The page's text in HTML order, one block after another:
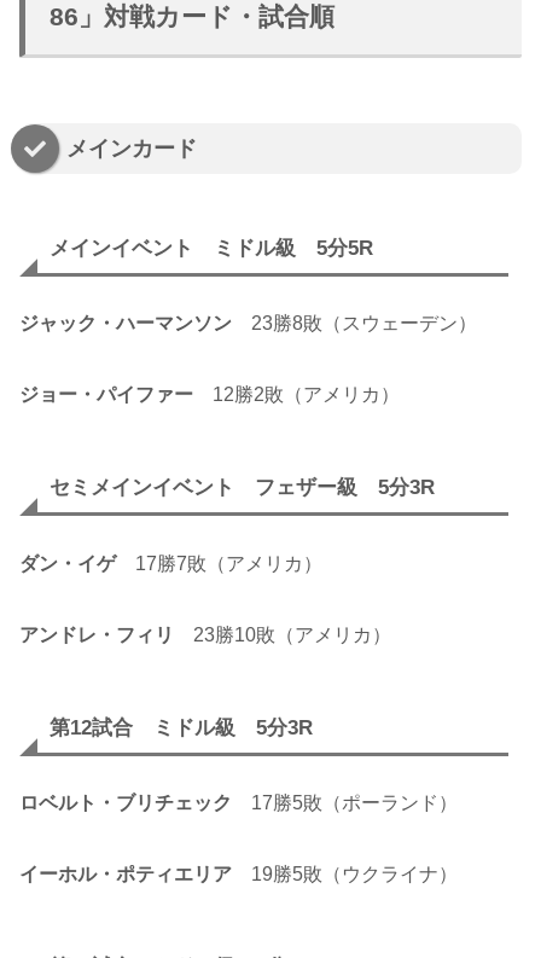
86」対戦カード・試合順
メインカード
メインイベント ミドル級 5分5R
ジャック・ハーマンソン 23勝8敗（スウェーデン）
ジョー・パイファー 12勝2敗（アメリカ）
セミメインイベント フェザー級 5分3R
ダン・イゲ17勝7敗（アメリカ）
アンドレ・フィリ 23勝10敗（アメリカ）
第12試合 ミドル級 5分3R
ロベルト・ブリチェック 17勝5敗（ポーランド）
イーホル・ポティエリア 19勝5敗（ウクライナ）